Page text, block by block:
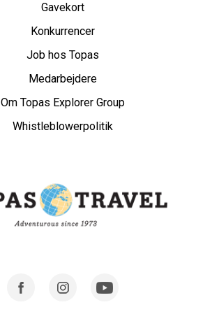
Gavekort
Konkurrencer
Job hos Topas
Medarbejdere
Om Topas Explorer Group
Whistleblowerpolitik
Facebook Instagram